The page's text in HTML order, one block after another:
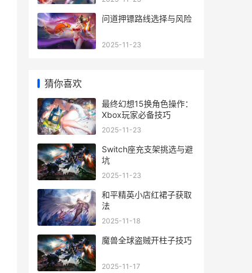
问道押镖路线选择与风险
2025-11-23
猜你喜欢
最终幻想15换角色操作：
Xbox玩家必备技巧
2025-11-23
Switch座充支架挑选与避
坑
2025-11-23
和平精英小店红裙子获取
法
2025-11-18
魔兽全球盗贼开柱子技巧
2025-11-17